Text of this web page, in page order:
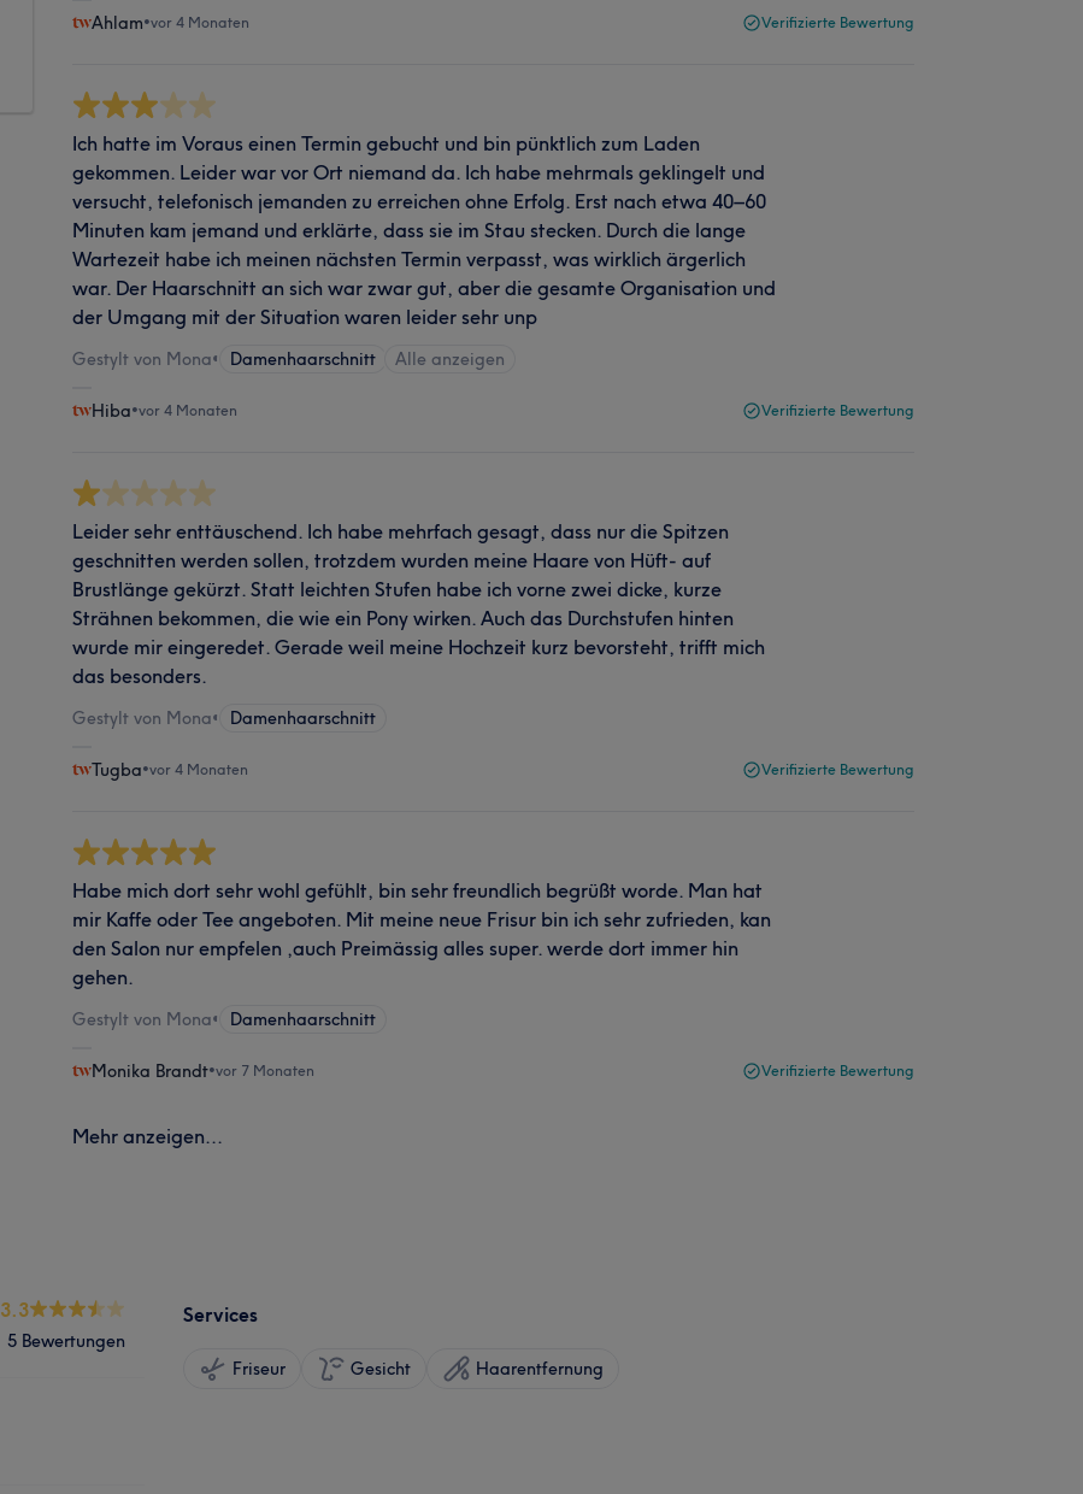
Ahlam•vor 4 Monaten Verifizierte Bewertung
Ich hatte im Voraus einen Termin gebucht und bin pünktlich zum Laden
gekommen. Leider war vor Ort niemand da. Ich habe mehrmals geklingelt und
versucht, telefonisch jemanden zu erreichen ohne Erfolg. Erst nach etwa 40–60
Minuten kam jemand und erklärte, dass sie im Stau stecken. Durch die lange
Wartezeit habe ich meinen nächsten Termin verpasst, was wirklich ärgerlich
war. Der Haarschnitt an sich war zwar gut, aber die gesamte Organisation und
der Umgang mit der Situation waren leider sehr unp
Gestylt von Mona• Damenhaarschnitt Alle anzeigen
Hiba•vor 4 Monaten Verifizierte Bewertung
Leider sehr enttäuschend. Ich habe mehrfach gesagt, dass nur die Spitzen
geschnitten werden sollen, trotzdem wurden meine Haare von Hüft- auf
Brustlänge gekürzt. Statt leichten Stufen habe ich vorne zwei dicke, kurze
Strähnen bekommen, die wie ein Pony wirken. Auch das Durchstufen hinten
wurde mir eingeredet. Gerade weil meine Hochzeit kurz bevorsteht, trifft mich
das besonders.
Gestylt von Mona• Damenhaarschnitt
Tugba•vor 4 Monaten Verifizierte Bewertung
Habe mich dort sehr wohl gefühlt, bin sehr freundlich begrüßt worde. Man hat
mir Kaffe oder Tee angeboten. Mit meine neue Frisur bin ich sehr zufrieden, kan
den Salon nur empfelen ,auch Preimässig alles super. werde dort immer hin
gehen.
Gestylt von Mona• Damenhaarschnitt
Monika Brandt•vor 7 Monaten Verifizierte Bewertung
Mehr anzeigen...
3.3
5 Bewertungen
Services
Friseur Gesicht Haarentfernung